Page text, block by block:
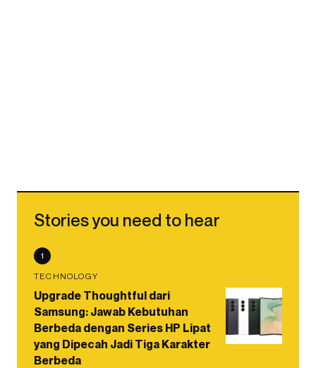
Stories you need to hear
1
TECHNOLOGY
Upgrade Thoughtful dari
Samsung: Jawab Kebutuhan
Berbeda dengan Series HP Lipat
yang Dipecah Jadi Tiga Karakter
Berbeda